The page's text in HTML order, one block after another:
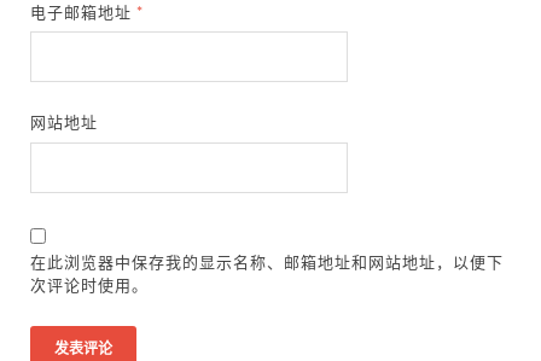
电子邮箱地址 *
网站地址
在此浏览器中保存我的显示名称、邮箱地址和网站地址，以便下
次评论时使用。